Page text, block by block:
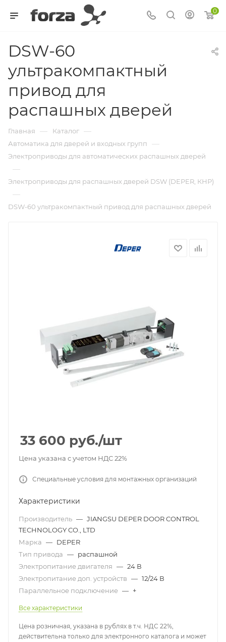
0
DSW-60
ультракомпактный
привод для
распашных дверей
Главная — Каталог —
Автоматика для дверей и входных групп —
Электроприводы для автоматических распашных дверей
—
Электроприводы для распашных дверей DSW (DEPER, КНР)
—
DSW-60 ультракомпактный привод для распашных дверей
33 600 руб./шт
Цена указана с учетом НДС 22%
Специальные условия для монтажных организаций
Характеристики
Производитель — JIANGSU DEPER DOOR CONTROL
TECHNOLOGY CO., LTD
Марка — DEPER
Тип привода — распашной
Электропитание двигателя — 24 В
Электропитание доп. устройств — 12/24 В
Параллельное подключение — +
Все характеристики
Цена розничная, указана в рублях в т.ч. НДС 22%,
действительна только для электронного каталога и может